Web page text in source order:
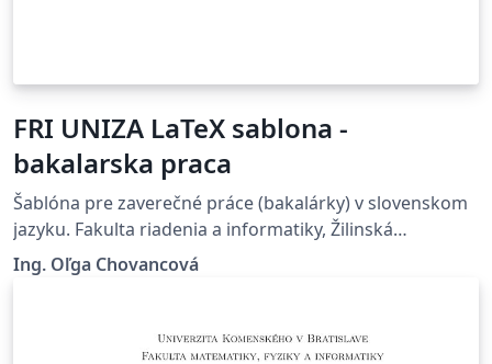
FRI UNIZA LaTeX sablona -
bakalarska praca
Šablóna pre zaverečné práce (bakalárky) v slovenskom
jazyku. Fakulta riadenia a informatiky, Žilinská
univerzita v Žiline.
Ing. Oľga Chovancová